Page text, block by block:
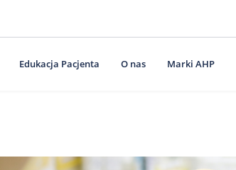
Edukacja Pacjenta O nas Marki AHP